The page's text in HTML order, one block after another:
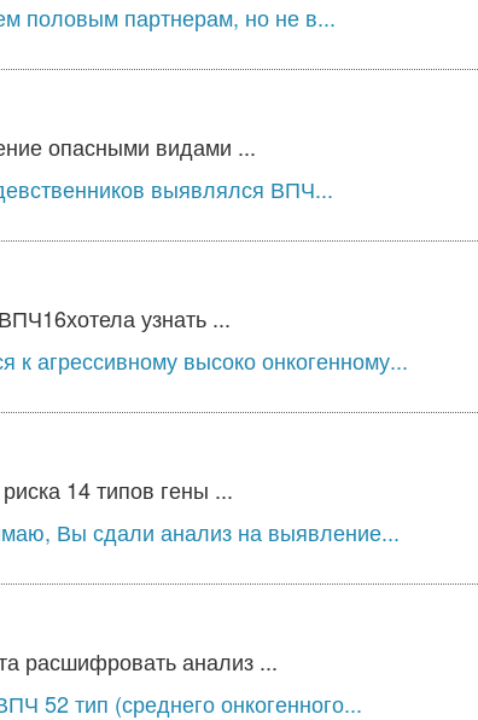
половым партнерам, но не в...
опасными видами ...
выявлялся ВПЧ...
узнать ...
агрессивному высоко онкогенному...
14 типов гены ...
Вы сдали анализ на выявление...
расшифровать анализ ...
52 тип (среднего онкогенного...